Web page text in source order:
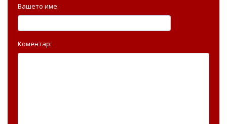
Вашето име:
Коментар: